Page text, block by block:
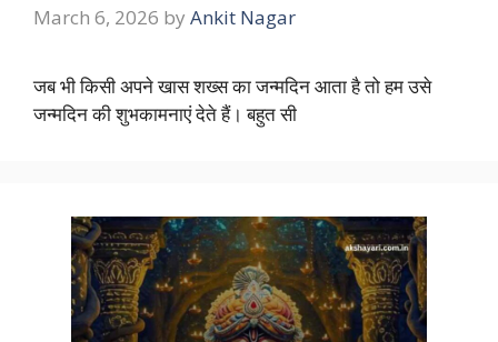
March 6, 2026 by Ankit Nagar
जब भी किसी अपने खास शख्स का जन्मदिन आता है तो हम उसे
जन्मदिन की शुभकामनाएं देते हैं। बहुत सी